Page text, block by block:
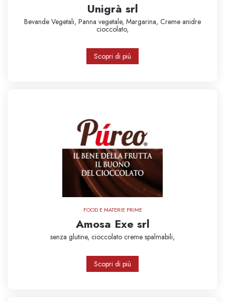
Unigrà srl
Bevande Vegetali, Panna vegetale, Margarina, Creme anidre
cioccolato,
Scopri di più
FOOD E MATERIE PRIME
Amosa Exe srl
senza glutine, cioccolato creme spalmabili,
Scopri di più